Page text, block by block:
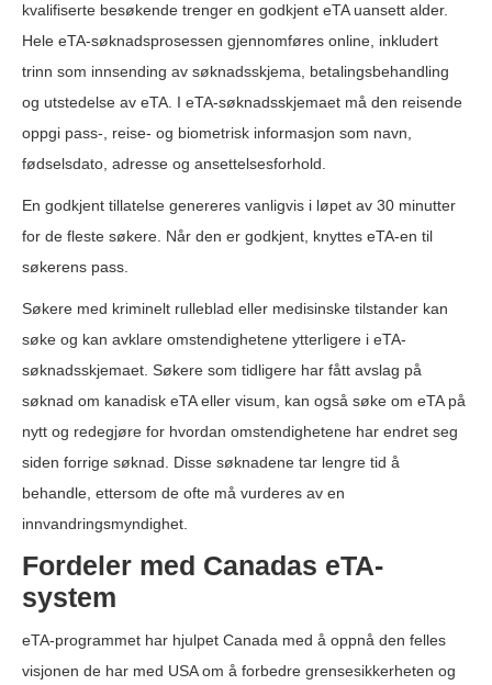
kvalifiserte besøkende trenger en godkjent eTA uansett alder.
Hele eTA-søknadsprosessen gjennomføres online, inkludert
trinn som innsending av søknadsskjema, betalingsbehandling
og utstedelse av eTA. I eTA-søknadsskjemaet må den reisende
oppgi pass-, reise- og biometrisk informasjon som navn,
fødselsdato, adresse og ansettelsesforhold.
En godkjent tillatelse genereres vanligvis i løpet av 30 minutter
for de fleste søkere. Når den er godkjent, knyttes eTA-en til
søkerens pass.
Søkere med kriminelt rulleblad eller medisinske tilstander kan
søke og kan avklare omstendighetene ytterligere i eTA-
søknadsskjemaet. Søkere som tidligere har fått avslag på
søknad om kanadisk eTA eller visum, kan også søke om eTA på
nytt og redegjøre for hvordan omstendighetene har endret seg
siden forrige søknad. Disse søknadene tar lengre tid å
behandle, ettersom de ofte må vurderes av en
innvandringsmyndighet.
Fordeler med Canadas eTA-
system
eTA-programmet har hjulpet Canada med å oppnå den felles
visjonen de har med USA om å forbedre grensesikkerheten og